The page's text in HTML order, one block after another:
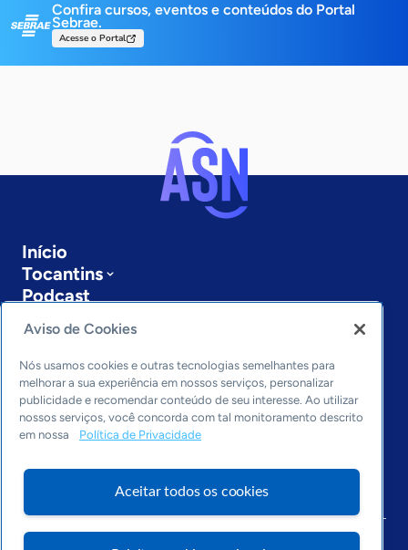
Confira cursos, eventos e conteúdos do Portal
Sebrae.
Acesse o Portal
Início
Tocantins
Podcast
Sobre a ASN
Últimas notícias
Entre em contato
Editorias
Economia & Política
Inovação & Tecnologia
Cultura empreendedora
Arquivo
Aviso de Cookies
Nós usamos cookies e outras tecnologias semelhantes para
melhorar a sua experiência em nossos serviços, personalizar
publicidade e recomendar conteúdo de seu interesse. Ao utilizar
nossos serviços, você concorda com tal monitoramento descrito
em nossa
Política de Privacidade
Aceitar todos os cookies